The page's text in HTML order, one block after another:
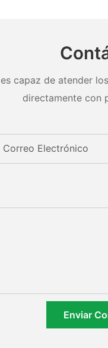
capaz de atender
directamente con
Correo Electrónico
Enviar